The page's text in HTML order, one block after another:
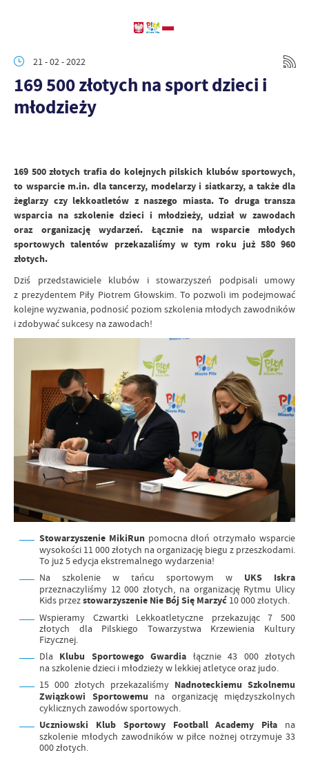
21 - 02 - 2022
169 500 złotych na sport dzieci i
młodzieży
169 500 złotych trafia do kolejnych pilskich klubów sportowych,
to wsparcie m.in. dla tancerzy, modelarzy i siatkarzy, a także dla
żeglarzy czy lekkoatletów z naszego miasta. To druga transza
wsparcia na szkolenie dzieci i młodzieży, udział w zawodach
oraz organizację wydarzeń. Łącznie na wsparcie młodych
sportowych talentów przekazaliśmy w tym roku już 580 960
złotych.
Dziś przedstawiciele klubów i stowarzyszeń podpisali umowy
z prezydentem Piły Piotrem Głowskim. To pozwoli im podejmować
kolejne wyzwania, podnosić poziom szkolenia młodych zawodników
i zdobywać sukcesy na zawodach!
Stowarzyszenie MikiRunpomocna dłoń otrzymało wsparcie
wysokości 11 000 złotych na organizację biegu z przeszkodami.
To już 5 edycja ekstremalnego wydarzenia!
Na szkolenie w tańcu sportowym w UKS Iskra
przeznaczyliśmy 12 000 złotych, na organizację Rytmu Ulicy
Kids przezstowarzyszenie Nie Bój Się Marzyć 10 000 złotych.
Wspieramy Czwartki Lekkoatletyczne przekazując 7 500
złotych dla Pilskiego Towarzystwa Krzewienia Kultury
Fizycznej.
Dla Klubu Sportowego Gwardia łącznie 43 000 złotych
na szkolenie dzieci i młodzieży w lekkiej atletyce oraz judo.
15 000 złotych przekazaliśmy Nadnoteckiemu Szkolnemu
Związkowi Sportowemu na organizację międzyszkolnych
cyklicznych zawodów sportowych.
Uczniowski Klub Sportowy Football Academy Piła na
szkolenie młodych zawodników w piłce nożnej otrzymuje 33
000 złotych.